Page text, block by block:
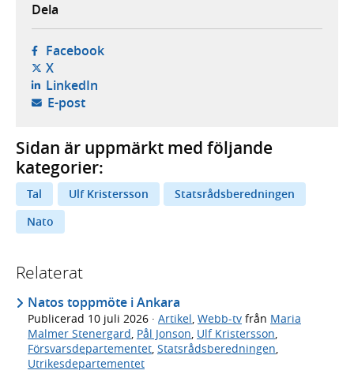
Dela
Facebook- öppnas i ny flik, extern webbplats,
X- öppnas i ny flik, extern webbplats,
LinkedIn- öppnas i ny flik, extern webbplats,
E-post- öppnar din e-postklient,
Sidan är uppmärkt med följande
kategorier:
Tal Ulf Kristersson
Statsrådsberedningen
Nato
Relaterat
Natos toppmöte i Ankara
Publicerad 10 juli 2026 · Artikel, Webb-tv från Maria
Malmer Stenergard, Pål Jonson, Ulf Kristersson,
Försvarsdepartementet, Statsrådsberedningen,
Utrikesdepartementet